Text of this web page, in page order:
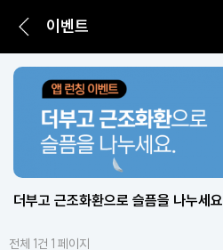
이벤트
더부고 근조화환으로 슬픔을 나누세요
전체 1건 1 페이지